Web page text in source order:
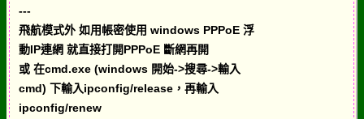
---
飛航模式外 如用帳密使用 windows PPPoE 浮
動IP連網 就直接打開PPPoE 斷網再開
或 在cmd.exe (windows 開始->搜尋->輸入
cmd) 下輸入ipconfig/release，再輸入
ipconfig/renew